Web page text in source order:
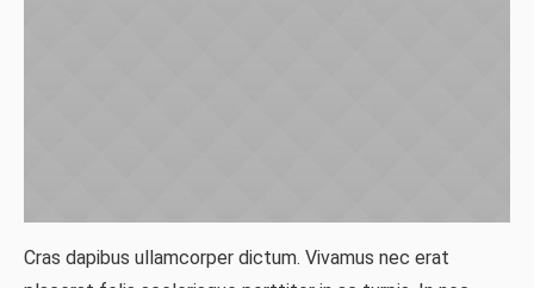
Cras dapibus ullamcorper dictum. Vivamus nec erat